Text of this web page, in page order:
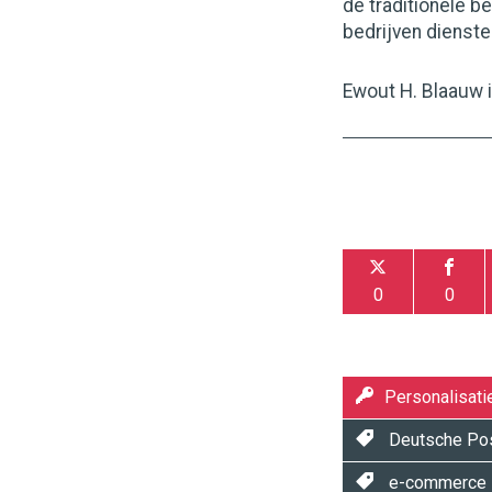
de traditionele
bedrijven
Ewout H.
0 0
Deutsche
e-commerce